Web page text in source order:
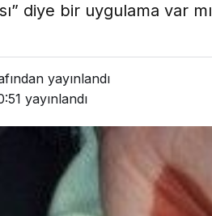
diye bir uygulama var
yayınlandı
yayınlandı